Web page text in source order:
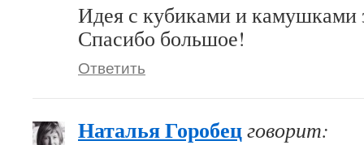
Идея с кубиками и камушками
Спасибо большое!
Ответить
Наталья Горобецговорит: